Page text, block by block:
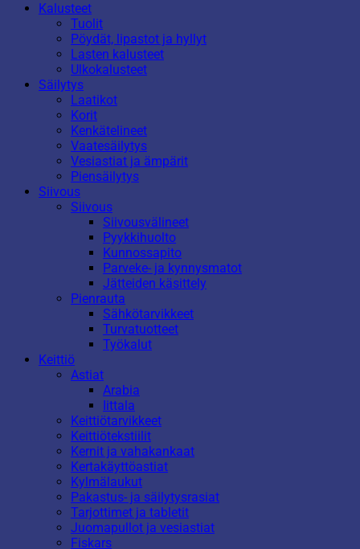
Kalusteet
Tuolit
Pöydät, lipastot ja hyllyt
Lasten kalusteet
Ulkokalusteet
Säilytys
Laatikot
Korit
Kenkätelineet
Vaatesäilytys
Vesiastiat ja ämpärit
Piensäilytys
Siivous
Siivous
Siivousvälineet
Pyykkihuolto
Kunnossapito
Parveke- ja kynnysmatot
Jätteiden käsittely
Pienrauta
Sähkötarvikkeet
Turvatuotteet
Työkalut
Keittiö
Astiat
Arabia
Iittala
Keittiötarvikkeet
Keittiötekstiilit
Kernit ja vahakankaat
Kertakäyttöastiat
Kylmälaukut
Pakastus- ja säilytysrasiat
Tarjottimet ja tabletit
Juomapullot ja vesiastiat
Fiskars